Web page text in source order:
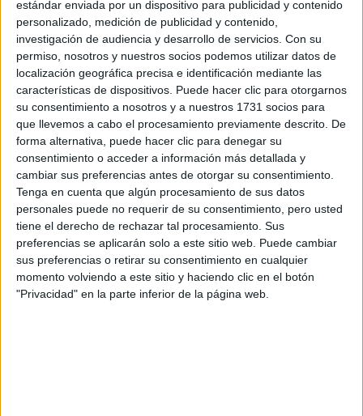
estándar enviada por un dispositivo para publicidad y contenido
personalizado, medición de publicidad y contenido,
investigación de audiencia y desarrollo de servicios. Con su
permiso, nosotros y nuestros socios podemos utilizar datos de
localización geográfica precisa e identificación mediante las
características de dispositivos. Puede hacer clic para otorgarnos
su consentimiento a nosotros y a nuestros 1731 socios para
que llevemos a cabo el procesamiento previamente descrito. De
forma alternativa, puede hacer clic para denegar su
consentimiento o acceder a información más detallada y
cambiar sus preferencias antes de otorgar su consentimiento.
Tenga en cuenta que algún procesamiento de sus datos
personales puede no requerir de su consentimiento, pero usted
tiene el derecho de rechazar tal procesamiento. Sus
preferencias se aplicarán solo a este sitio web. Puede cambiar
sus preferencias o retirar su consentimiento en cualquier
momento volviendo a este sitio y haciendo clic en el botón
"Privacidad" en la parte inferior de la página web.
¿Qué quieres preguntar?*
Escribe aquí las dudas o preguntas que te gustaría que te
respondieran: plazos de preinscripción, precios, plazas
disponibles…:
Acepto lostérminos y condicionesy lapolítica de
privacidad:*